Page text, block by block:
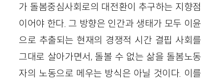
가 돌봄중심사회로의 대전환이 추구하는 지향점
이어야 한다. 그 방향은 인간과 생태가 모두 이윤
으로 추출되는 현재의 경쟁적 시간 결핍 사회를
그대로 살아가면서, 돌볼 수 없는 삶을 돌봄노동
자의 노동으로 메우는 방식은 아닐 것이다. 이를